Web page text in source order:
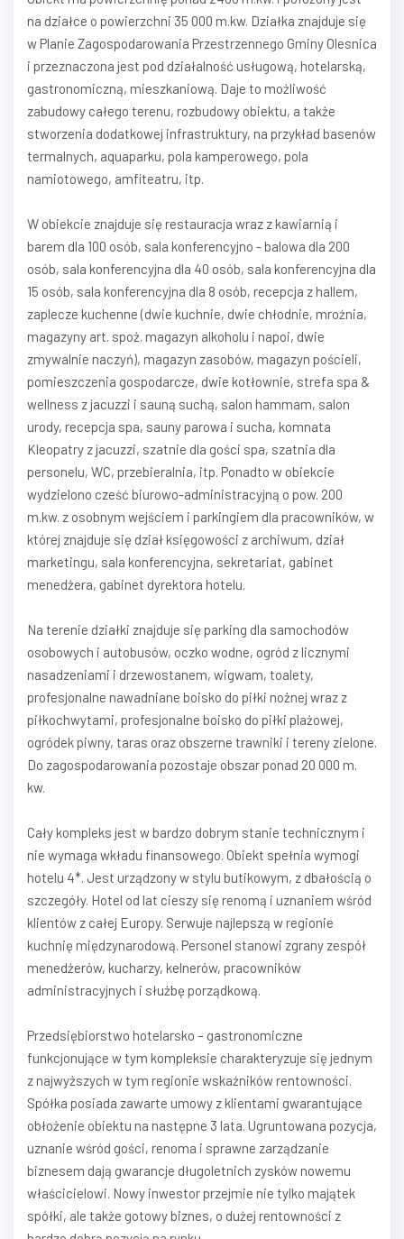
na działce o powierzchni 35 000 m.kw. Działka znajduje się
w Planie Zagospodarowania Przestrzennego Gminy Olesnica
i przeznaczona jest pod działalność usługową, hotelarską,
gastronomiczną, mieszkaniową. Daje to możliwość
zabudowy całego terenu, rozbudowy obiektu, a także
stworzenia dodatkowej infrastruktury, na przykład basenów
termalnych, aquaparku, pola kamperowego, pola
namiotowego, amfiteatru, itp.
W obiekcie znajduje się restauracja wraz z kawiarnią i
barem dla 100 osób, sala konferencyjno - balowa dla 200
osób, sala konferencyjna dla 40 osób, sala konferencyjna dla
15 osób, sala konferencyjna dla 8 osób, recepcja z hallem,
zaplecze kuchenne (dwie kuchnie, dwie chłodnie, mroźnia,
magazyny art. spoż. magazyn alkoholu i napoi, dwie
zmywalnie naczyń), magazyn zasobów, magazyn pościeli,
pomieszczenia gospodarcze, dwie kotłownie, strefa spa &
wellness z jacuzzi i sauną suchą, salon hammam, salon
urody, recepcja spa, sauny parowa i sucha, komnata
Kleopatry z jacuzzi, szatnie dla gości spa, szatnia dla
personelu, WC, przebieralnia, itp. Ponadto w obiekcie
wydzielono cześć biurowo-administracyjną o pow. 200
m.kw. z osobnym wejściem i parkingiem dla pracowników, w
której znajduje się dział księgowości z archiwum, dział
marketingu, sala konferencyjna, sekretariat, gabinet
menedżera, gabinet dyrektora hotelu.
Na terenie działki znajduje się parking dla samochodów
osobowych i autobusów, oczko wodne, ogród z licznymi
nasadzeniami i drzewostanem, wigwam, toalety,
profesjonalne nawadniane boisko do piłki nożnej wraz z
piłkochwytami, profesjonalne boisko do piłki plażowej,
ogródek piwny, taras oraz obszerne trawniki i tereny zielone.
Do zagospodarowania pozostaje obszar ponad 20 000 m.
kw.
Cały kompleks jest w bardzo dobrym stanie technicznym i
nie wymaga wkładu finansowego. Obiekt spełnia wymogi
hotelu 4*. Jest urządzony w stylu butikowym, z dbałością o
szczegóły. Hotel od lat cieszy się renomą i uznaniem wśród
klientów z całej Europy. Serwuje najlepszą w regionie
kuchnię międzynarodową. Personel stanowi zgrany zespół
menedżerów, kucharzy, kelnerów, pracowników
administracyjnych i służbę porządkową.
Przedsiębiorstwo hotelarsko – gastronomiczne
funkcjonujące w tym kompleksie charakteryzuje się jednym
z najwyższych w tym regionie wskaźników rentowności.
Spółka posiada zawarte umowy z klientami gwarantujące
obłożenie obiektu na następne 3 lata. Ugruntowana pozycja,
uznanie wśród gości, renoma i sprawne zarządzanie
biznesem dają gwarancje długoletnich zysków nowemu
właścicielowi. Nowy inwestor przejmie nie tylko majątek
spółki, ale także gotowy biznes, o dużej rentowności z